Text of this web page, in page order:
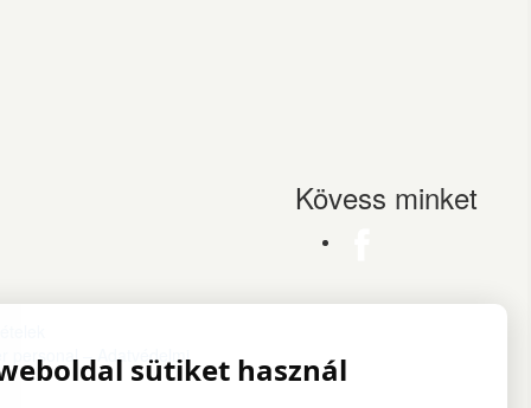
personal – Adatvédelmi
Kövess minket
sütiket használ